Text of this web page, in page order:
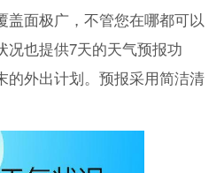
盖面极广，不管您在哪都可以
况也提供7天的天气预报功
的外出计划。预报采用简洁清